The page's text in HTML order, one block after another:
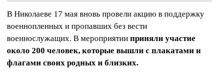
В Николаеве 17 мая вновь провели акцию в поддержку
военнопленных и пропавших без вести
военнослужащих. В мероприятии приняли участие
около 200 человек, которые вышли с плакатами и
флагами своих родных и близких.